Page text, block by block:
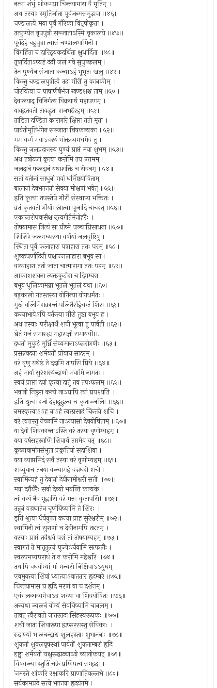
नत्वा शंभुं शोकमग्ना चिन्तयामास वै मृतिम् ।
अथ तस्याः स्मृतिर्जाता पूर्वजन्मसमुद्भवा ॥४६॥
चण्डालत्वे मया पूर्वं गौरेका वितृषीकृता ।
तत्पुण्येन नृपपुत्री सञ्जाताऽस्मि वृकालये ॥४७॥
पूर्वदेहे बहुपुत्रा त्वासं चण्डालभामिनी ।
विगर्हिता च दारिद्र्यकदर्थिता क्षुधार्दिता ॥४८॥
तृषार्दिताऽप्यहं ददौ जलं गवे सुपुष्कलम् ।
तेन पुण्येन संजाता कन्याऽहं भूभृतः खलु ॥४९॥
किन्तु चण्डालपुत्रीत्वे तदा गौरीं तु कानकीम् ।
चोरयित्वा च पाषाणैर्बभंज खण्डशश्च ताम् ॥५०॥
देवालयाद् विनिर्गत्य विक्रयार्थं महापणम् ।
यावद्गतवती तावद्धृता राजभटैरहम् ॥५१॥
ताडिता दण्डिता कारागारे क्षिप्ता ततो मृता ।
पार्वतीमूर्तिभंगेन सञ्जाता विषकन्यका ॥५२॥
मम कर्म मयाऽवश्यं भोक्तव्यमघमेव तु ।
किन्तु जलप्रदानस्य पुण्यं प्राप्तं मया शुभम् ॥५३॥
अथ तत्रोटजां कृत्वा करोमि तप उत्तमम् ।
जलदानं फलदानं यथाशक्ति च सेवनम् ॥५४॥
सतां यतीनां साधुनां गवां धर्मिष्ठयोषिताम् ।
बालानां देवभक्तानां सेवया मोक्षणं भवेत् ॥५५॥
इति कृत्वा तपस्तेपे गौरीं संस्थाप्य भक्तितः ।
व्रतं कृतवती गौर्याः स्नात्वा पूजादि चाचरत् ॥५६॥
एकान्तरोपवासैश्च नृत्यगीतैर्मनोहरैः ।
तोषयामास नित्यं सा ग्रीष्मे पञ्चाग्निसाधना ॥५७॥
शिशिरे जलमध्यस्था वर्षायां जलवृष्टिषु ।
स्थिता पूर्वं फलाहारा पत्राहारा ततः परम् ॥५८॥
शुष्कपर्णादिनी पश्चाज्जलाहारा बभूव सा ।
वाय्वाहारा ततो जाता चात्मारामा ततः परम् ॥५९॥
आकाशशयना त्यक्तकुटीरा च दिगम्बरा ।
बभूव धूलिकामग्ना भूतले भूतलं यथा ॥६०।
बहुकालो गतस्तस्या योगिन्या योगधर्मतः ।
मुखं वलिभिराक्रान्तं पलितैरङ्कितं शिरः ॥६१।
कन्याभावेऽपि वर्तन्त्या गौरी तुष्टा बभूव ह ।
अथ तस्याः परीक्षार्थं शची भूत्वा तु पार्वती ॥६२॥
श्वेतं गजं समारुह्य महाराज्ञी समाययौ॥.
दधती मुकुटं मूर्ध्नि सेव्यमानाऽप्सरोगणैः ॥६३॥
प्रसन्नवदना शर्मवतीं प्रोवाच सादरम् ।
वरं वृणु यथेष्टं ते ददामि तापसि प्रिये ॥६४॥
अहं भार्या सुरेशस्येन्द्राणी भवामि नामतः ।
स्वयं प्राप्ता दयां कृत्वा दातुं तव तपःफलम् ॥६५॥
भवानी निष्ठुरा कन्ये नाऽद्यापि त्वां प्रपश्यति ।
इति श्रुत्वा रजो देहादुद्धूल्य च कृताञ्जलिः ॥६६॥
नमस्कृत्याऽऽह नाऽहं त्वत्प्रसादं चिन्तये शचि ।
वरं त्वत्तस्तु नेच्छामि नाऽन्यासां देवयोषिताम् ॥६७॥
या देवी शिवकान्ताऽस्ति वरं तस्या वृणोम्यहम् ।
यया वर्षसहस्राणि शिवार्थं तप्तमेव यत् ॥६८॥
कृष्णवामांगसंभूता प्रकृतिर्या सदाशिवा ।
यया व्याप्तमिदं सर्वं तस्या वरं वृणोम्यहम् ॥६९॥
शच्युवाच तनया कन्यामहं वज्रधरी शची ।
स्वामिन्यहं तु देवानां देवीनामीश्वरी सती ॥७०॥
मया दत्तैर्वरैः सर्वा देव्यो भवन्ति कन्यके ।
त्वं कथं नैव गृह्णासि वरं मत्तः कुतापसि! ॥७१॥
तन्नूनं वज्रघातेन चूर्णयिष्यामि ते शिरः ।
इति श्रुत्वा धैर्ययुक्ता कन्या प्राह सुरेश्वरीम् ॥७२॥
स्वामिनी त्वं सुराणां च देवीनामपि तदृतम् ।
यस्याः प्राप्तं तवैश्वर्यं परां तां तोषयाम्यहम् ॥७३॥
स्वागतं ते मातृतुल्यं पूज्येऽर्चयामि सत्फलैः ।
स्वल्पमप्यपराधं ते न करोमि महेश्वरि ॥७४॥
तथापि वधयोग्यां मां मन्यसे निक्षिपाऽऽयुधम् ।
एवमुक्त्वा शिवां ध्यात्वाऽवाततार हृदम्बरे ॥७५॥
चिन्तयामास च हृदि मरणं वा च दर्शनम् ।
एकं लब्धव्यमेवाऽत्र शच्या वा शिवयोषितः ॥७६॥
अन्यथा ज्वलनं योग्यं सेवयिष्यामि चानलम् ।
तावत् त्वैरावतो जातस्तदा सिंहस्वरूपकः ॥७७॥
शची जाता शिवारूपा ह्यप्सरसस्तु सेविकाः ।
रुद्राण्यो भालचन्द्राश्च शूलहस्ताः शुभाननाः ॥७८॥
शुक्लां शुक्लवृषस्थां पार्वतीं शुक्लाम्बरां हृदि ।
दृष्ट्वा शर्मवती चक्षुरुद्घाट्याऽग्रे व्यलोकयत् ॥७९॥
विषकन्या स्तुतिं चक्रे प्रणिपत्य सगद्गदा ।
'नमस्ते शांकरि रक्षाकरि प्राणातिवल्लभे ॥८०॥
सर्वकामप्रदे सत्ये भक्ताया हृदयंगमे ।